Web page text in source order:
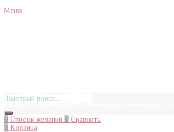
Меню
0 Список желаний 0 Сравнить
0 Корзина